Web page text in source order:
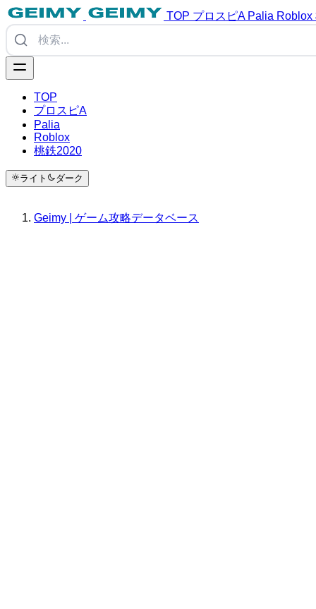
TOP プロスピA Palia Roblox
TOP
プロスピA
Palia
Roblox
桃鉄2020
ライト ダーク
Geimy | ゲーム攻略データベース